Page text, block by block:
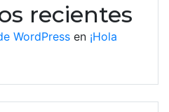
recientes
WordPress en ¡Hola